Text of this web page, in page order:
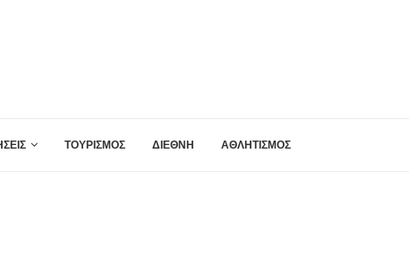
ΤΟΥΡΙΣΜΟΣ ΔΙΕΘΝΗ ΑΘΛΗΤΙΣΜΟΣ